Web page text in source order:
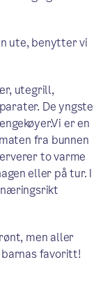
ute, benytter vi
utegrill,
De yngste
er en
fra bunnen
to varme
eller på tur. I
næringsrikt
men aller
barnas favoritt!